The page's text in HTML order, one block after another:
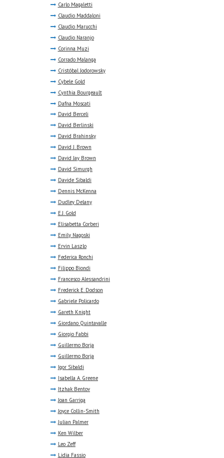
Carlo Magaletti
Claudio Maddaloni
Claudio Marucchi
Claudio Naranjo
Corinna Muzi
Corrado Malanga
Cristóbal Jodorowsky
Cybele Gold
Cynthia Bourgeault
Dafna Moscati
David Berceli
David Berlinski
David Brahinsky
David J. Brown
David Jay Brown
David Simurgh
Davide Sibaldi
Dennis McKenna
Dudley Delany
E.J. Gold
Elisabetta Corberi
Emily Nagoski
Ervin Laszlo
Federica Ronchi
Filippo Biondi
Francesco Alessandrini
Frederick E. Dodson
Gabriele Policardo
Gareth Knight
Giordano Quintavalle
Giorgio Fabbi
Guillermo Borja
Guillermo Borja
Igor Sibaldi
Isabella A. Greene
Itzhak Bentov
Joan Garriga
Joyce Collin-Smith
Julian Palmer
Ken Wilber
Leo Zeff
Lidia Fassio